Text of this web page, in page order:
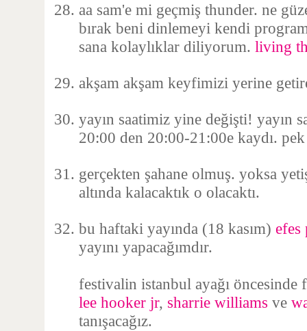
aa sam'e mi geçmiş thunder. ne
bırak beni dinlemeyi kendi
sana kolaylıklar diliyorum. living
akşam akşam keyfimizi yerine
yayın saatimiz yine değişti! yayın
20:00 den 20:00-21:00e kaydı.
gerçekten şahane olmuş. yoksa
altında kalacaktık o olacaktı.
bu haftaki yayında (18 kasım) efes
yayını yapacağımdır.
festivalin istanbul ayağı öncesinde
lee hooker jr, sharrie williams ve
tanışacağız.